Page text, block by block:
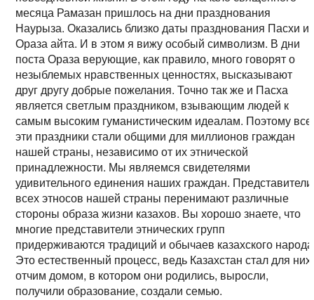
месяца Рамазан пришлось на дни празднования
Наурыза. Оказались близко даты празднования Пасхи и
Ораза айта. И в этом я вижу особый символизм. В дни
поста Ораза верующие, как правило, много говорят о
незыблемых нравственных ценностях, высказывают
друг другу добрые пожелания. Точно так же и Пасха
является светлым праздником, взывающим людей к
самым высоким гуманистическим идеалам. Поэтому все
эти праздники стали общими для миллионов граждан
нашей страны, независимо от их этнической
принадлежности. Мы являемся свидетелями
удивительного единения наших граждан. Представители
всех этносов нашей страны перенимают различные
стороны образа жизни казахов. Вы хорошо знаете, что
многие представители этнических групп
придерживаются традиций и обычаев казахского
Это естественный процесс, ведь Казахстан стал для них
отчим домом, в котором они родились, выросли,
получили образование, создали семью.